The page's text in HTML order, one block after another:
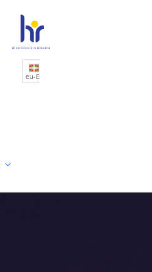
eu-ES